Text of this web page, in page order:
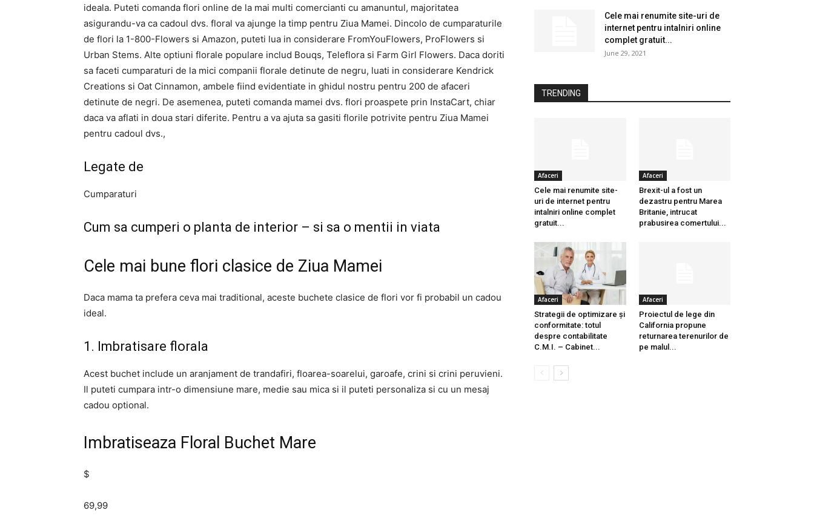
ideala. Puteti comanda flori online de la mai multi comercianti cu amanuntul, majoritatea
asigurandu-va ca cadoul dvs. floral va ajunge la timp pentru Ziua Mamei. Dincolo de cumparaturile
de flori la 1-800-Flowers si Amazon, puteti lua in considerare FromYouFlowers, ProFlowers si
Urban Stems. Alte optiuni florale populare includ Bouqs, Teleflora si Farm Girl Flowers. Daca doriti
sa faceti cumparaturi de la mici companii florale detinute de negru, luati in considerare Kendrick
Creations si Oat Cinnamon, ambele fiind evidentiate in ghidul nostru pentru 200 de afaceri
detinute de negri. De asemenea, puteti comanda mamei dvs. flori proaspete prin InstaCart, chiar
daca va aflati in doua stari diferite. Pentru a va ajuta sa gasiti florile potrivite pentru Ziua Mamei
pentru cadoul dvs.,
Legate de
Cumparaturi
Cum sa cumperi o planta de interior – si sa o mentii in viata
Cele mai bune flori clasice de Ziua Mamei
Daca mama ta prefera ceva mai traditional, aceste buchete clasice de flori vor fi probabil un cadou
ideal.
1. Imbratisare florala
Acest buchet include un aranjament de trandafiri, floarea-soarelui, garoafe, crini si crini peruvieni.
Il puteti cumpara intr-o dimensiune mare, medie sau mica si il puteti personaliza si cu un mesaj
cadou optional.
Imbratiseaza Floral Buchet Mare
$
69,99
Cele mai renumite site-uri de
internet pentru intalniri online
complet gratuit...
June 29, 2021
TRENDING
Afaceri
Cele mai renumite site-
uri de internet pentru
intalniri online complet
gratuit...
Afaceri
Brexit-ul a fost un
dezastru pentru Marea
Britanie, intrucat
prabusirea comertului...
Afaceri
Strategii de optimizare și
conformitate: totul
despre contabilitate
C.M.I. – Cabinet...
Afaceri
Proiectul de lege din
California propune
returnarea terenurilor de
pe malul...